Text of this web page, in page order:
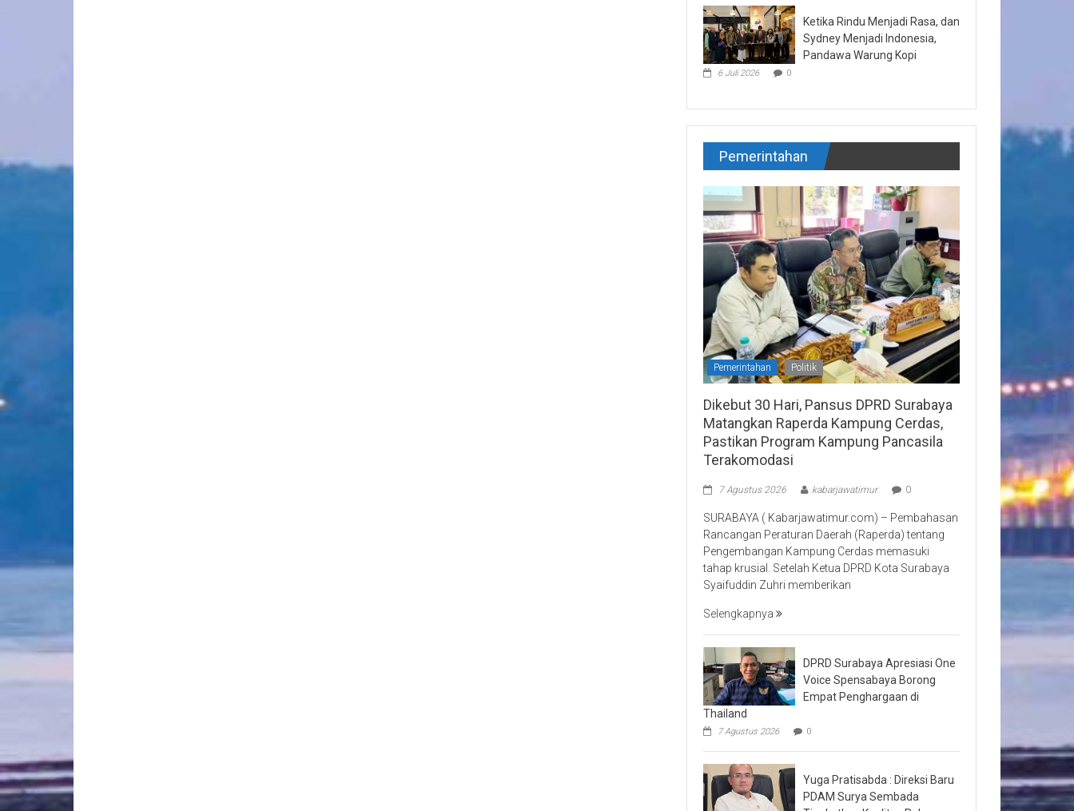
Ketika Rindu Menjadi Rasa, dan
Sydney Menjadi Indonesia,
Pandawa Warung Kopi
6 Juli 2026 0
Pemerintahan
Pemerintahan Politik
Dikebut 30 Hari, Pansus DPRD Surabaya
Matangkan Raperda Kampung Cerdas,
Pastikan Program Kampung Pancasila
Terakomodasi
7 Agustus 2026 kabarjawatimur 0
SURABAYA ( Kabarjawatimur.com) – Pembahasan
Rancangan Peraturan Daerah (Raperda) tentang
Pengembangan Kampung Cerdas memasuki
tahap krusial. Setelah Ketua DPRD Kota Surabaya
Syaifuddin Zuhri memberikan
Selengkapnya
DPRD Surabaya Apresiasi One
Voice Spensabaya Borong
Empat Penghargaan di
Thailand
7 Agustus 2026 0
Yuga Pratisabda : Direksi Baru
PDAM Surya Sembada